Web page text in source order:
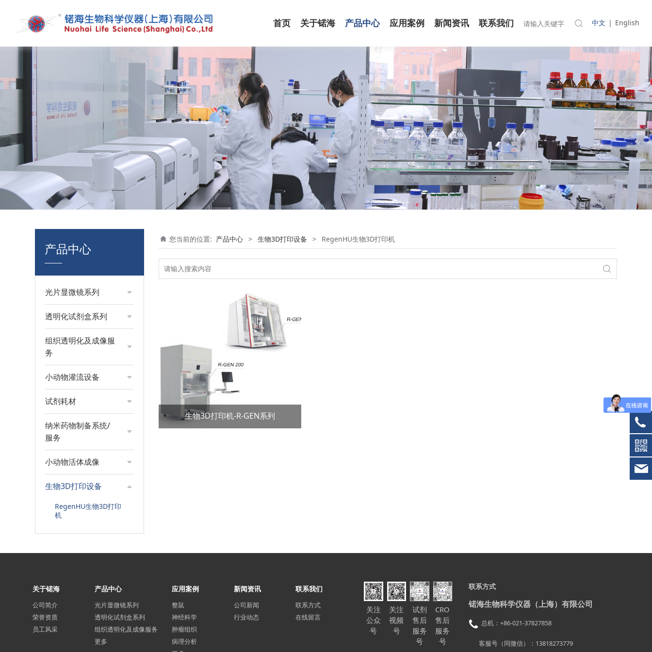
中文 | English
首页 关于锘海 产品中心 应用案例 新闻资讯 联系我们
产品中心
光片显微镜系列
透明化试剂盒系列
组织透明化及成像服
务
小动物灌流设备
试剂耗材
纳米药物制备系统/
服务
小动物活体成像
生物3D打印设备
RegenHU生物3D打印
机
您当前的位置: 产品中心 > 生物3D打印设备 > RegenHU生物3D打印机
生物3D打印机-R-GEN系列
关于锘海
公司简介
荣誉资质
员工风采
产品中心
光片显微镜系列
透明化试剂盒系列
组织透明化及成像服务
更多
应用案例
整鼠
神经科学
肿瘤组织
病理分析
新闻资讯
公司新闻
行业动态
联系我们
联系方式
在线留言
关注
公众
号
关注
视频
号
试剂
售后
服务
号
CRO
售后
服务
号
联系方式
锘海生物科学仪器（上海）有限公司
总机：+86-021-37827858
客服号（同微信）：13818273779